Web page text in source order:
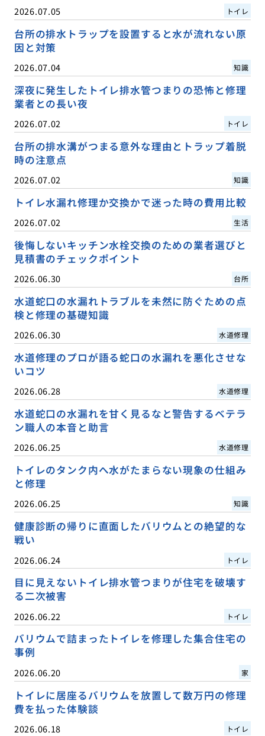
2026.07.05 トイレ
台所の排水トラップを設置すると水が流れない原
因と対策
2026.07.04 知識
深夜に発生したトイレ排水管つまりの恐怖と修理
業者との長い夜
2026.07.02 トイレ
台所の排水溝がつまる意外な理由とトラップ着脱
時の注意点
2026.07.02 知識
トイレ水漏れ修理か交換かで迷った時の費用比較
2026.07.02 生活
後悔しないキッチン水栓交換のための業者選びと
見積書のチェックポイント
2026.06.30 台所
水道蛇口の水漏れトラブルを未然に防ぐための点
検と修理の基礎知識
2026.06.30 水道修理
水道修理のプロが語る蛇口の水漏れを悪化させな
いコツ
2026.06.28 水道修理
水道蛇口の水漏れを甘く見るなと警告するベテラ
ン職人の本音と助言
2026.06.25 水道修理
トイレのタンク内へ水がたまらない現象の仕組み
と修理
2026.06.25 知識
健康診断の帰りに直面したバリウムとの絶望的な
戦い
2026.06.24 トイレ
目に見えないトイレ排水管つまりが住宅を破壊す
る二次被害
2026.06.22 トイレ
バリウムで詰まったトイレを修理した集合住宅の
事例
2026.06.20 家
トイレに居座るバリウムを放置して数万円の修理
費を払った体験談
2026.06.18 トイレ